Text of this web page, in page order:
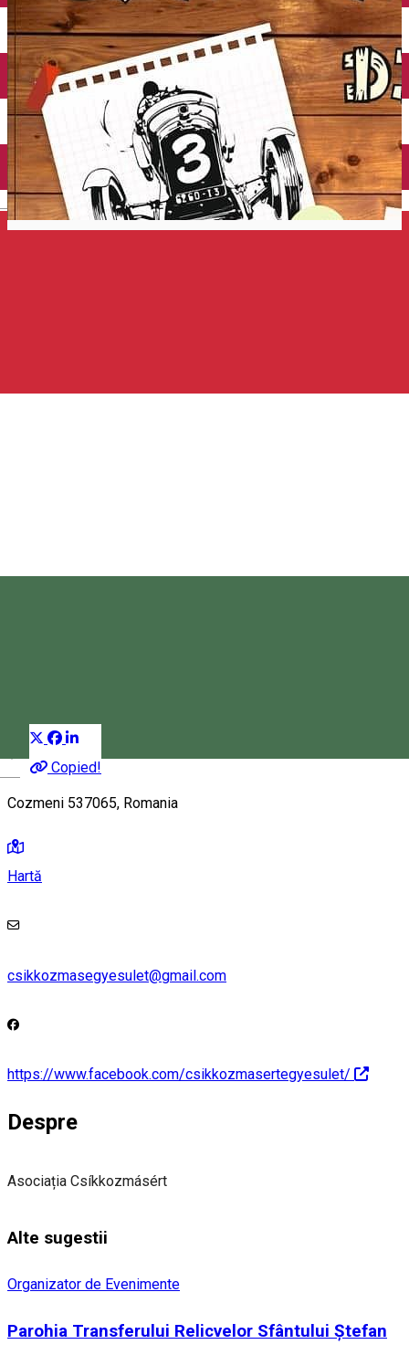
English
Magyar
Închirieri auto
Închirieri de biciclete
Copied!
Cozmeni 537065, Romania
Hartă
csikkozmasegyesulet@gmail.com
https://www.facebook.com/csikkozmasertegyesulet/
Despre
Asociația Csíkkozmásért
Alte sugestii
Organizator de Evenimente
Parohia Transferului Relicvelor Sfântului Ștefan